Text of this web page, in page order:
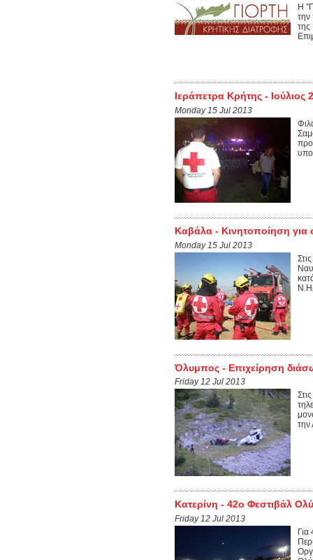
Η
την
της
Ιεράπετρα Κρήτης - Ιούλιος
Monday 15 Jul 2013
Καβάλα - Κινητοποίηση
Monday 15 Jul 2013
Όλυμπος - Επιχείρηση
Friday 12 Jul 2013
την
Κατερίνη - 42ο Φεστιβάλ
Friday 12 Jul 2013